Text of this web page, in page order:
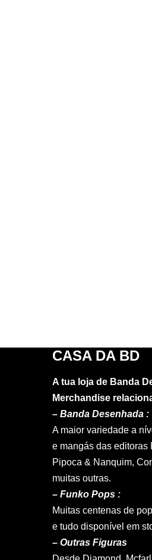
CASA DA BD
A tua loja de Banda
Merchandise
– Banda Desenhada :
A maior variedade a
e mangás das editoras
Pipoca & Nanquim,
muitas outras.
– Funko Pops :
Muitas centenas de
e tudo disponível em
– Outras Figuras